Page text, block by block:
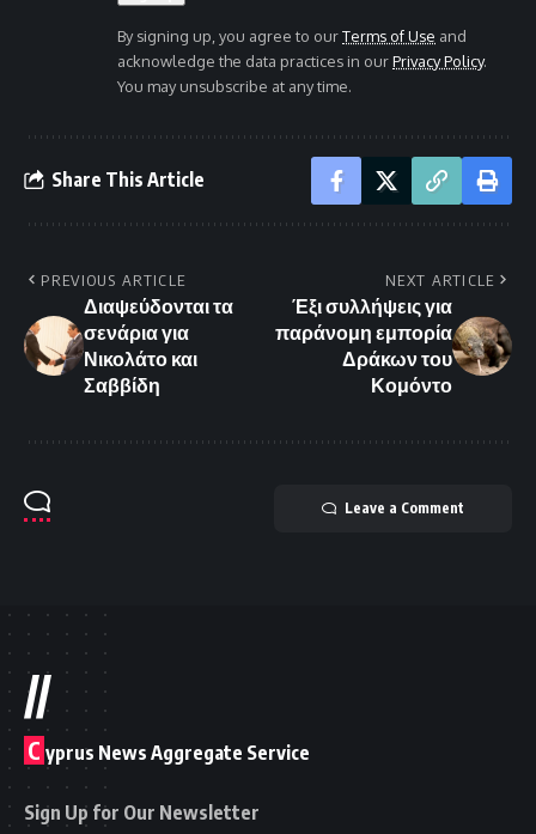
By signing up, you agree to ourTerms of Use and
acknowledge the data practices in ourPrivacy Policy.
You may unsubscribe at any time.
Share This Article
PREVIOUS ARTICLE
Διαψεύδονται τα
σενάρια για
Νικολάτο και
Σαββίδη
NEXT ARTICLE
Έξι συλλήψεις για
παράνομη εμπορία
Δράκων του
Κομόντο
Leave a Comment
//
C yprus News Aggregate Service
Sign Up for Our Newsletter